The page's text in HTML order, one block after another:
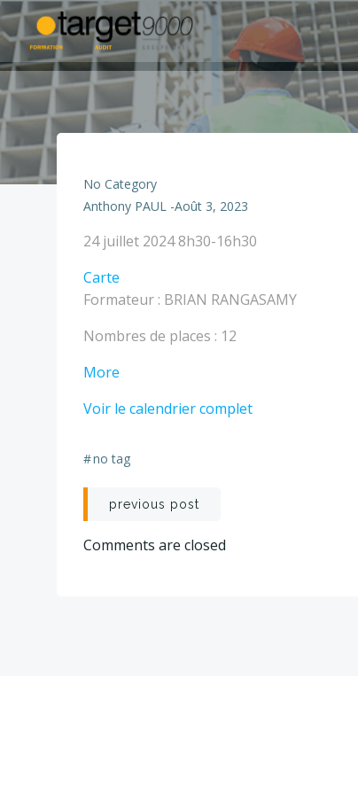
Aller
au
contenu
No Category
Anthony PAUL -Août 3, 2023
GIES
-
2
JOURS
24 juillet 2024 8h30-16h30
Carte
-
Formateur : BRIAN RANGASAMY
Nombres de places : 12
More
2
2
Voir le calendrier complet
#no tag
Navigation
de
previous post
Comments are closed